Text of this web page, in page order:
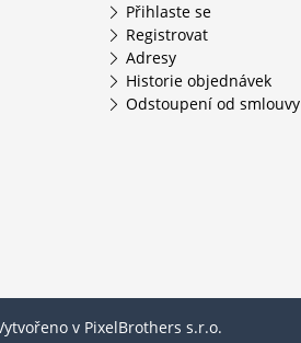
Přihlaste se
Registrovat
Adresy
Historie objednávek
Odstoupení od smlouvy
v PixelBrothers s.r.o.